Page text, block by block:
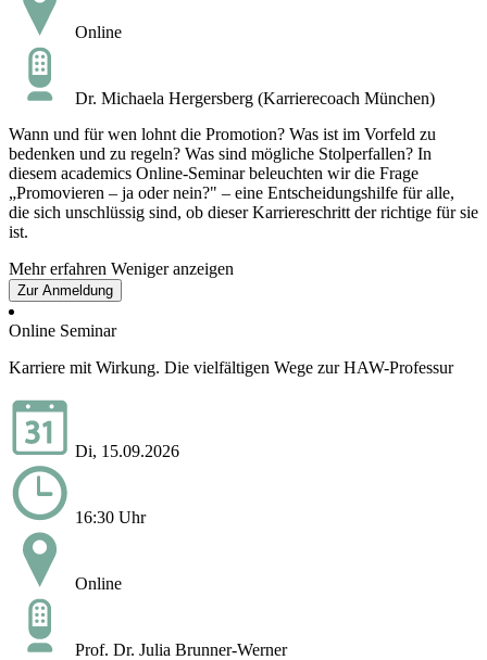
Online
Dr. Michaela Hergersberg (Karrierecoach München)
Wann und für wen lohnt die Promotion? Was ist im Vorfeld zu
bedenken und zu regeln? Was sind mögliche Stolperfallen? In
diesem academics Online-Seminar beleuchten wir die Frage
„Promovieren – ja oder nein?" – eine Entscheidungshilfe für alle,
die sich unschlüssig sind, ob dieser Karriereschritt der richtige für sie
ist.
Mehr erfahren Weniger anzeigen
Zur Anmeldung
Online Seminar
Karriere mit Wirkung. Die vielfältigen Wege zur HAW-Professur
Di, 15.09.2026
16:30 Uhr
Online
Prof. Dr. Julia Brunner-Werner